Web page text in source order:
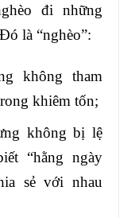
đi những
là “nghèo”:
không tham
khiêm tốn;
không bị lệ
“hằng ngày
sẻ với nhau